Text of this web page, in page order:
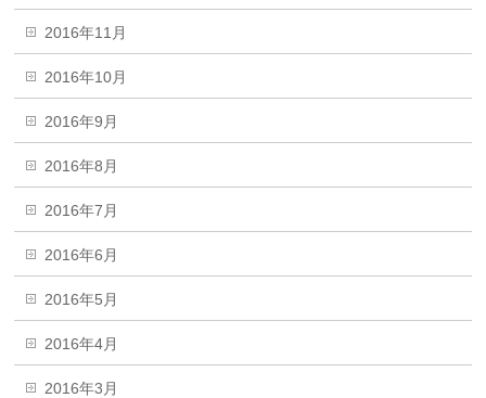
2016年11月
2016年10月
2016年9月
2016年8月
2016年7月
2016年6月
2016年5月
2016年4月
2016年3月